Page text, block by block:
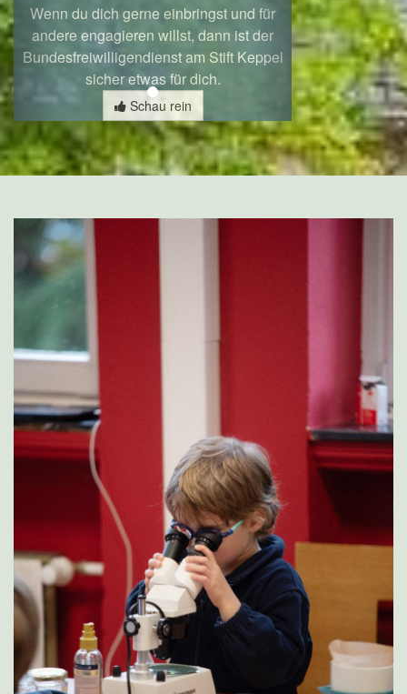
Wenn du dich gerne einbringst und für
andere engagieren willst, dann ist der
Bundesfreiwilligendienst am Stift Keppel
sicher etwas für dich.
Schau rein